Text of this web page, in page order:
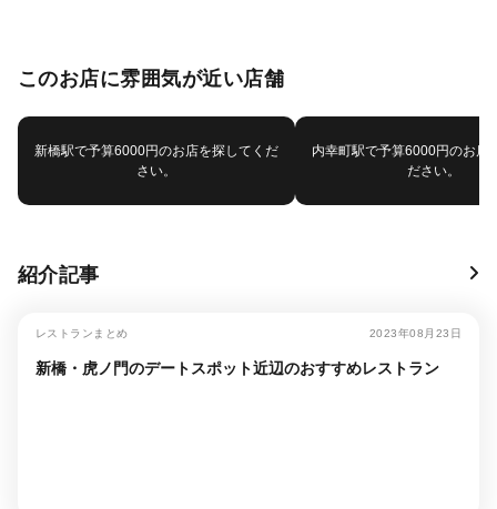
このお店に雰囲気が近い店舗
新橋駅で予算6000円のお店を探してくだ
さい。
内幸町駅で予算6000円のお店
ださい。
紹介記事
レストランまとめ 2023年08月23日
新橋・虎ノ門のデートスポット近辺のおすすめレストラン